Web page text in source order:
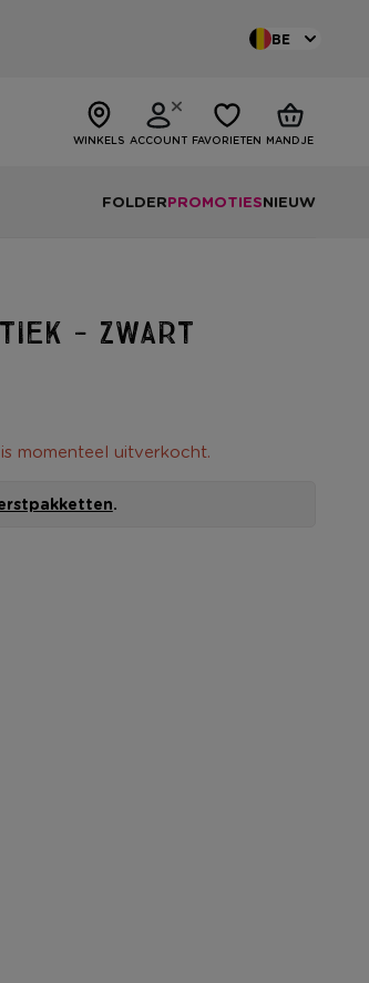
BE
WINKELS ACCOUNT FAVORIETEN MANDJE
FOLDERPROMOTIESNIEUW
- zwart
momenteel uitverkocht.
.